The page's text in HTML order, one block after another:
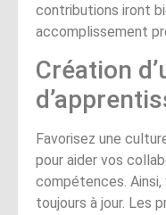
contributions iront
accomplissement
Création
Favorisez une
pour aider vos
compétences.
toujours à jour. Les